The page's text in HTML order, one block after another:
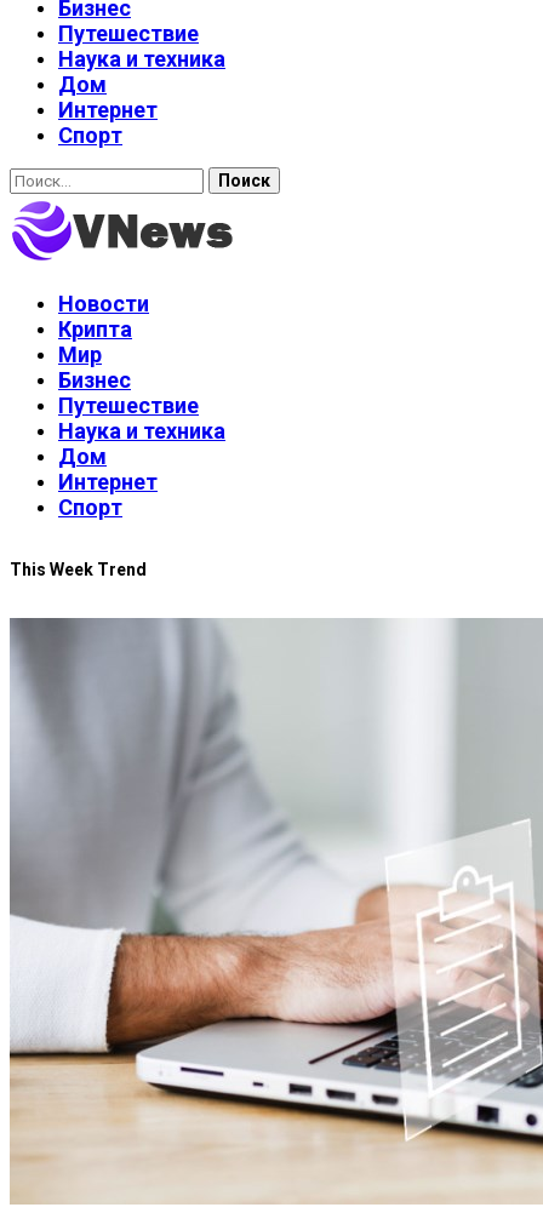
Бизнес
Путешествие
Наука и техника
Дом
Интернет
Спорт
Найти:
Новости
Крипта
Мир
Бизнес
Путешествие
Наука и техника
Дом
Интернет
Спорт
This Week Trend